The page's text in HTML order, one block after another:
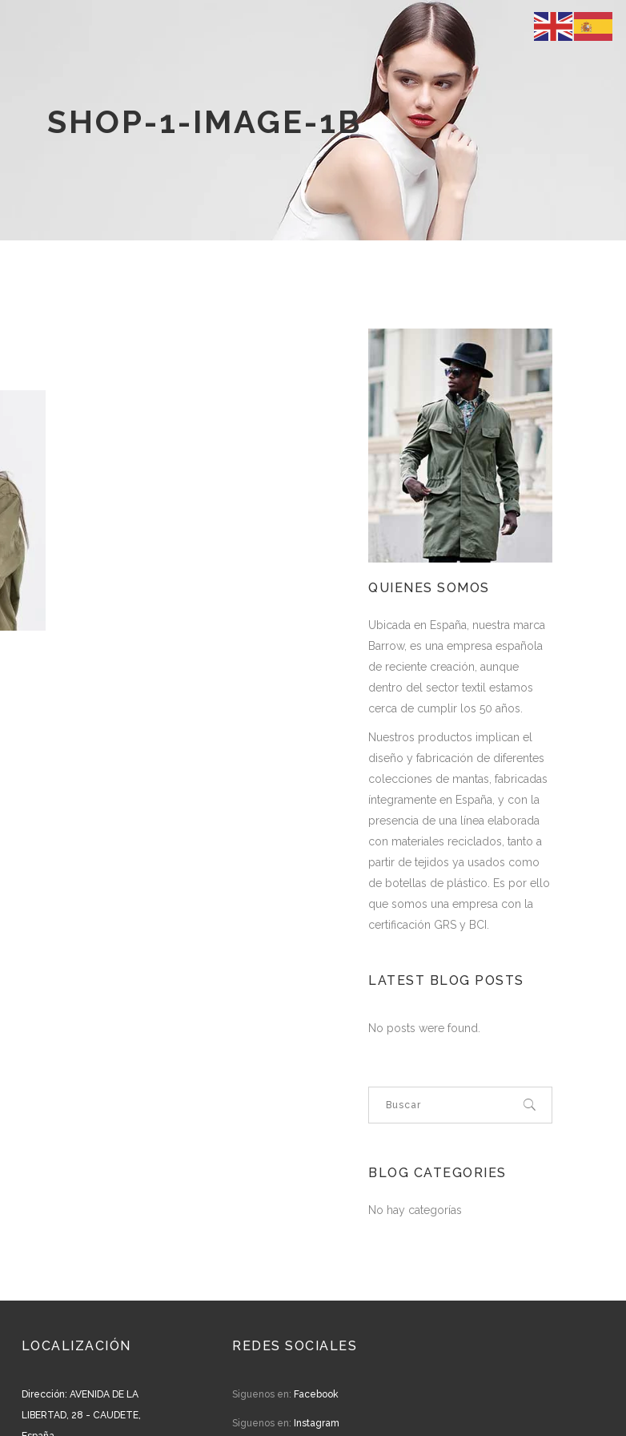
SHOP-1-IMAGE-1B
QUIENES SOMOS
Ubicada en España, nuestra marca
Barrow, es una empresa española
de reciente creación, aunque
dentro del sector textil estamos
cerca de cumplir los 50 años.
Nuestros productos implican el
diseño y fabricación de diferentes
colecciones de mantas, fabricadas
íntegramente en España, y con la
presencia de una línea elaborada
con materiales reciclados, tanto a
partir de tejidos ya usados como
de botellas de plástico. Es por ello
que somos una empresa con la
certificación GRS y BCI.
LATEST BLOG POSTS
No posts were found.
BLOG CATEGORIES
No hay categorías
LOCALIZACIÓN
Dirección: AVENIDA DE LA
LIBERTAD, 28 - CAUDETE,
REDES SOCIALES
Siguenos en: Facebook
Siguenos en: Instagram